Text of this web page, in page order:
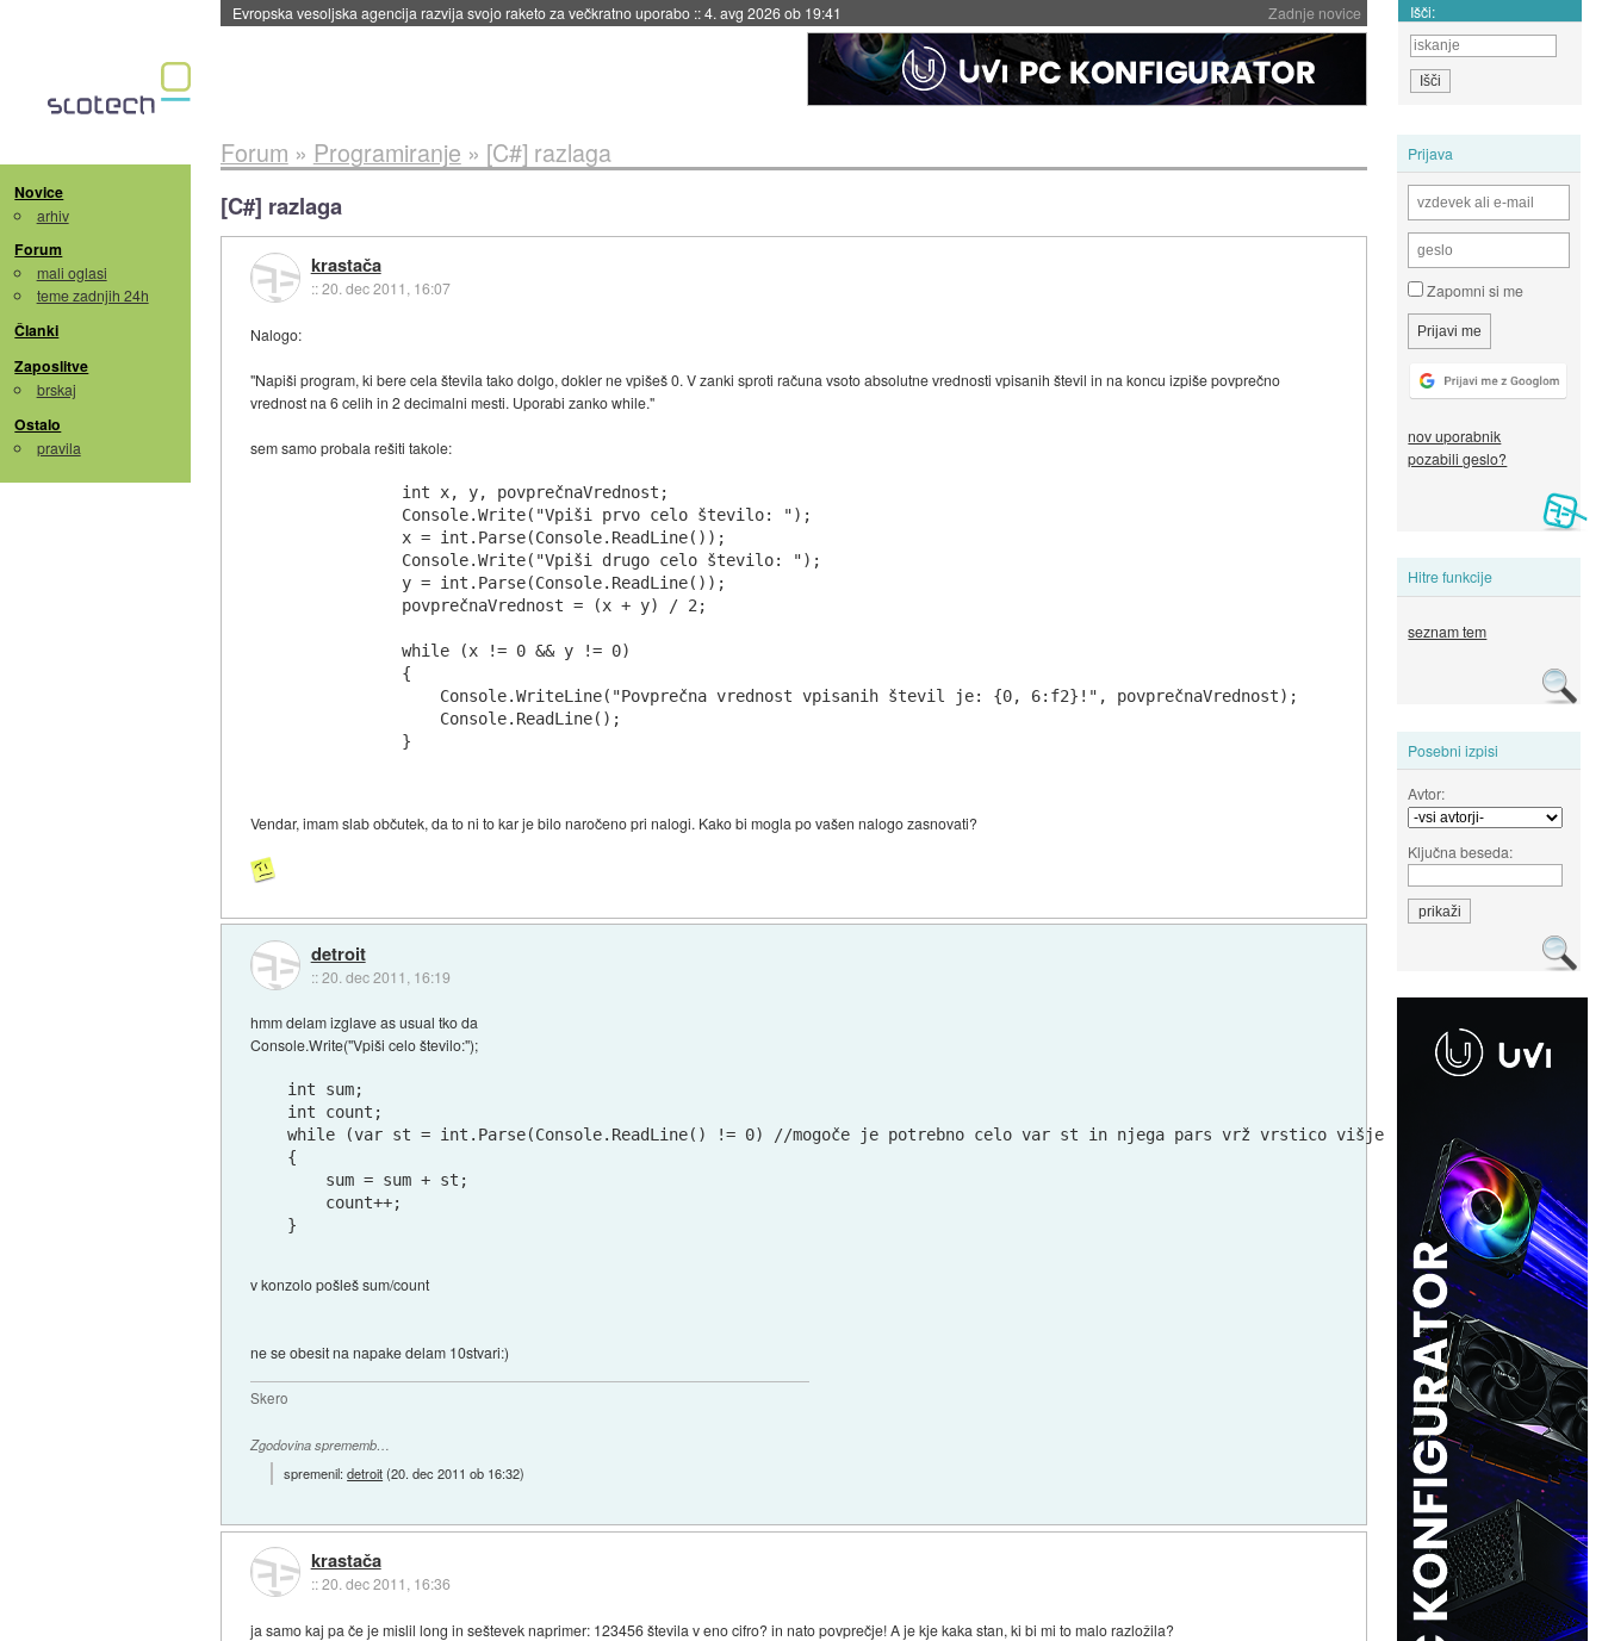
Zadnje novice
Evropska vesoljska agencija razvija svojo raketo za večkratno uporabo ::4. avg 2026 ob 19:41 Išči:
Novice
arhiv
Forum
mali oglasi
teme zadnjih 24h
Članki
Zaposlitve
brskaj
Ostalo
pravila
Prijava
Zapomni si me
nov uporabnik
pozabili geslo?
Hitre funkcije
seznam tem
Posebni izpisi
Avtor:
Ključna beseda:
Forum » Programiranje » [C#] razlaga
[C#] razlaga
krastača
::20. dec 2011, 16:07
Nalogo:
"Napiši program, ki bere cela števila tako dolgo, dokler ne vpišeš 0. V zanki sproti računa vsoto absolutne vrednosti vpisanih števil in na koncu izpiše povprečno
vrednost na 6 celih in 2 decimalni mesti. Uporabi zanko while."
sem samo probala rešiti takole:
            int x, y, povprečnaVrednost;
            Console.Write("Vpiši prvo celo število: ");
            x = int.Parse(Console.ReadLine());
            Console.Write("Vpiši drugo celo število: ");
            y = int.Parse(Console.ReadLine());
            povprečnaVrednost = (x + y) / 2;
            while (x != 0 && y != 0)
            {
                Console.WriteLine("Povprečna vrednost vpisanih števil je: {0, 6:f2}!", povprečnaVrednost);
                Console.ReadLine();
Vendar, imam slab občutek, da to ni to kar je bilo naročeno pri nalogi. Kako bi mogla po vašen nalogo zasnovati?
detroit
::20. dec 2011, 16:19
hmm delam izglave as usual tko da
Console.Write("Vpiši celo število:");
int sum;
int count;
while (var st = int.Parse(Console.ReadLine() != 0) //mogoče je potrebno celo var st in njega pars vrž vrstico višje
{
    sum = sum + st;
    count++;
v konzolo pošleš sum/count
ne se obesit na napake delam 10stvari:)
Skero
Zgodovina sprememb…
spremenil:detroit(20. dec 2011 ob 16:32)
krastača
::20. dec 2011, 16:36
ja samo kaj pa če je mislil long in seštevek naprimer: 123456 števila v eno cifro? in nato povprečje! A je kje kaka stan, ki bi mi to malo razložila?